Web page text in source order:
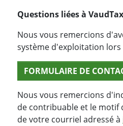
Questions liées à
Nous vous remercions
système d'exploitation lors
FORMULAIRE DE
Nous vous remercions
de contribuable et le motif
de votre courriel adressé à